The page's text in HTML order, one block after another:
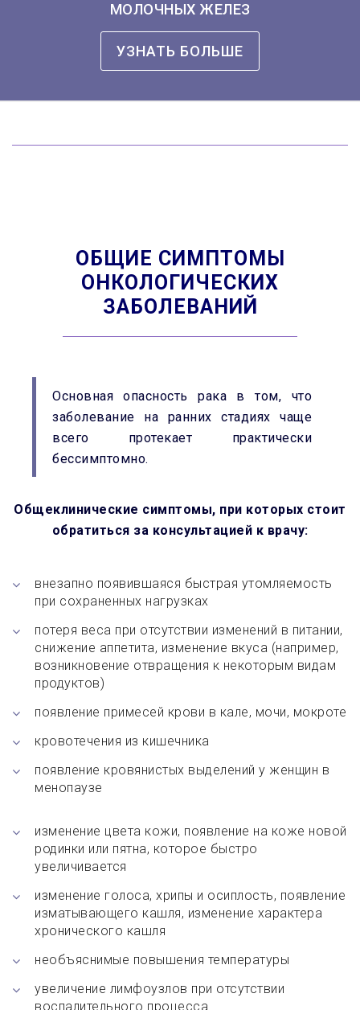
МОЛОЧНЫХ ЖЕЛЕЗ
УЗНАТЬ БОЛЬШЕ
ОБЩИЕ СИМПТОМЫ
ОНКОЛОГИЧЕСКИХ
ЗАБОЛЕВАНИЙ
Основная опасность рака в том, что
заболевание на ранних стадиях чаще
всего протекает практически
бессимптомно.
Общеклинические симптомы, при которых стоит
обратиться за консультацией к врачу:
внезапно появившаяся быстрая утомляемость
при сохраненных нагрузках
потеря веса при отсутствии изменений в питании,
снижение аппетита, изменение вкуса (например,
возникновение отвращения к некоторым видам
продуктов)
появление примесей крови в кале, мочи, мокроте
кровотечения из кишечника
появление кровянистых выделений у женщин в
менопаузе
изменение цвета кожи, появление на коже новой
родинки или пятна, которое быстро
увеличивается
изменение голоса, хрипы и осиплость, появление
изматывающего кашля, изменение характера
хронического кашля
необъяснимые повышения температуры
увеличение лимфоузлов при отсутствии
воспалительного процесса